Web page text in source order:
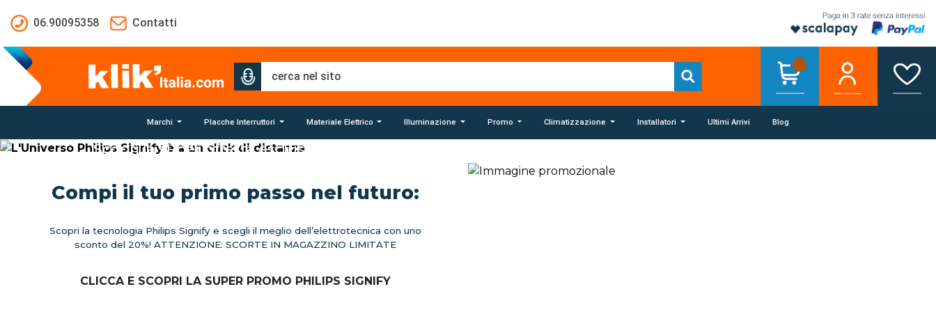
06.90095358
Contatti
Marchi Placche Interruttori Materiale Elettrico Illuminazione Promo Climatizzazione Installatori Ultimi Arrivi Blog
L'Universo Philips Signify
è a un click di distanza
Scopri la super offerta esclusiva per i clienti KlikItalia
SCOPRI L’OFFERTA ESCLUSIVA PHILIPS “SIGNIFY”
Compi il tuo primo passo nel futuro:
Scopri la tecnologia Philips Signify e scegli il meglio dell’elettrotecnica con uno
sconto del 20%! ATTENZIONE: SCORTE IN MAGAZZINO LIMITATE
CLICCA E SCOPRI LA SUPER PROMO PHILIPS SIGNIFY